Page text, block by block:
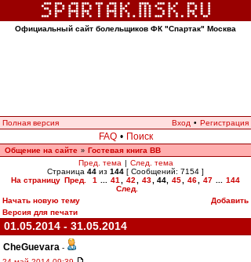
Официальный сайт болельщиков ФК "Спартак" Москва
Полная версия Вход • Регистрация
FAQ • Поиск
Общение на сайте » Гостевая книга ВВ
Пред. тема | След. тема
Страница 44 из 144 [ Сообщений: 7154 ]
На страницу Пред. 1 41 42 43 44 45 46 47
144
След.
Начать новую тему
Добавить
Версия для печати
01.05.2014 - 31.05.2014
CheGuevara -